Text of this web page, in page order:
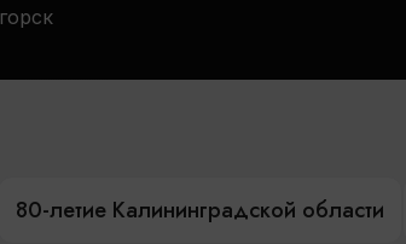
80-летие Калининградской области